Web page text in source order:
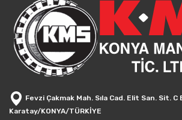
Fevzi Çakmak Mah. Sıla Cad. Elit San. Sit.
Karatay/KONYA/TÜRKİYE